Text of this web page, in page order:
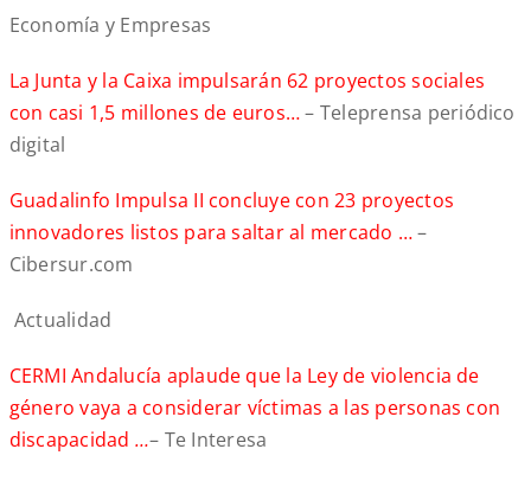
Economía y Empresas
La Junta y la Caixa impulsarán 62 proyectos sociales
con casi 1,5 millones de euros…– Teleprensa periódico
digital
Guadalinfo Impulsa II concluye con 23 proyectos
innovadores listos para saltar al mercado …–
Cibersur.com
Actualidad
CERMI Andalucía aplaude que la Ley de violencia de
género vaya a considerar víctimas a las personas con
discapacidad …– Te Interesa